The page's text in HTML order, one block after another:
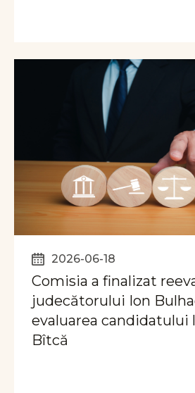
2026-06-18
Comisia a finalizat
judecătorului Ion
evaluarea candidatului
Bîtcă